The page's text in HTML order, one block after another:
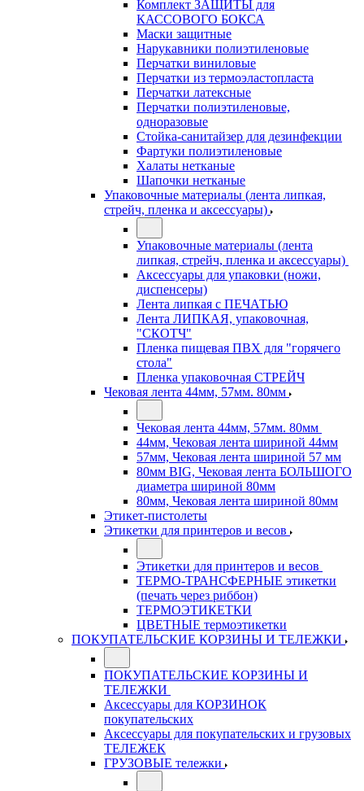
Комплект ЗАЩИТЫ для
КАССОВОГО БОКСА
Маски защитные
Нарукавники полиэтиленовые
Перчатки виниловые
Перчатки из термоэластопласта
Перчатки латексные
Перчатки полиэтиленовые,
одноразовые
Стойка-санитайзер для дезинфекции
Фартуки полиэтиленовые
Халаты нетканые
Шапочки нетканые
Упаковочные материалы (лента липкая,
стрейч, пленка и аксессуары)
Упаковочные материалы (лента
липкая, стрейч, пленка и аксессуары)
Аксессуары для упаковки (ножи,
диспенсеры)
Лента липкая с ПЕЧАТЬЮ
Лента ЛИПКАЯ, упаковочная,
"СКОТЧ"
Пленка пищевая ПВХ для "горячего
стола"
Пленка упаковочная СТРЕЙЧ
Чековая лента 44мм, 57мм. 80мм
Чековая лента 44мм, 57мм. 80мм
44мм, Чековая лента шириной 44мм
57мм, Чековая лента шириной 57 мм
80мм BIG, Чековая лента БОЛЬШОГО
диаметра шириной 80мм
80мм, Чековая лента шириной 80мм
Этикет-пистолеты
Этикетки для принтеров и весов
Этикетки для принтеров и весов
ТЕРМО-ТРАНСФЕРНЫЕ этикетки
(печать через риббон)
ТЕРМОЭТИКЕТКИ
ЦВЕТНЫЕ термоэтикетки
ПОКУПАТЕЛЬСКИЕ КОРЗИНЫ И ТЕЛЕЖКИ
ПОКУПАТЕЛЬСКИЕ КОРЗИНЫ И
ТЕЛЕЖКИ
Аксессуары для КОРЗИНОК
покупательских
Аксессуары для покупательских и грузовых
ТЕЛЕЖЕК
ГРУЗОВЫЕ тележки